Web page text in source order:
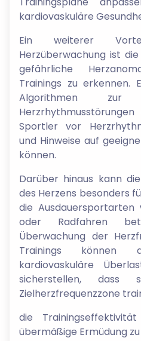
kardiovaskuläre
Ein weiterer
Herzüberwachung ist
gefährliche
Trainings zu erkennen.
Algorithmen zur
Sportler vor
und Hinweise auf
können.
Darüber hinaus kann
des Herzens besonders
die Ausdauersportarten
oder Radfahren
Überwachung der
Trainings können
kardiovaskuläre
sicherstellen, dass
Zielherzfrequenzzone
die
übermäßige Ermüdung